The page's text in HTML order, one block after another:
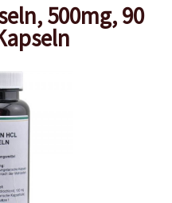
500mg, 90